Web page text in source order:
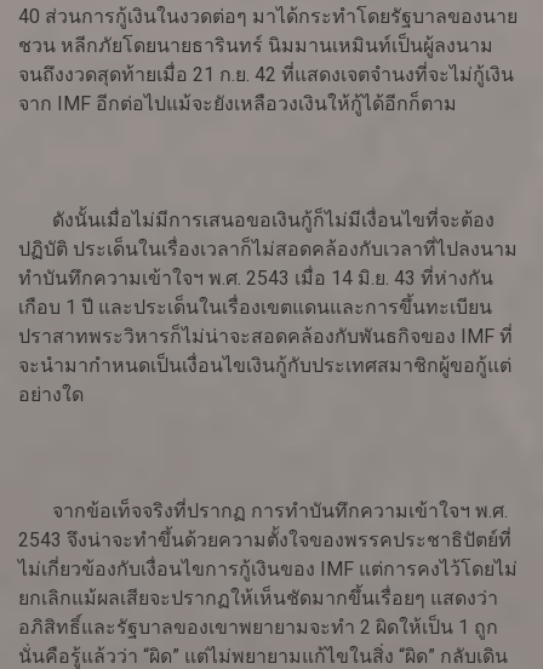
40 ส่วนการกู้เงินในงวดต่อๆ มาได้กระทำโดยรัฐบาลของนาย
ชวน หลีกภัยโดยนายธารินทร์ นิมมานเหมินท์เป็นผู้ลงนาม
จนถึงงวดสุดท้ายเมื่อ 21 ก.ย. 42 ที่แสดงเจตจำนงที่จะไม่กู้เงิน
จาก IMF อีกต่อไปแม้จะยังเหลือวงเงินให้กู้ได้อีกก็ตาม
ดังนั้นเมื่อไม่มีการเสนอขอเงินกู้ก็ไม่มีเงื่อนไขที่จะต้อง
ปฏิบัติ ประเด็นในเรื่องเวลาก็ไม่สอดคล้องกับเวลาที่ไปลงนาม
ทำบันทึกความเข้าใจฯ พ.ศ. 2543 เมื่อ 14 มิ.ย. 43 ที่ห่างกัน
เกือบ 1 ปี และประเด็นในเรื่องเขตแดนและการขึ้นทะเบียน
ปราสาทพระวิหารก็ไม่น่าจะสอดคล้องกับพันธกิจของ IMF ที่
จะนำมากำหนดเป็นเงื่อนไขเงินกู้กับประเทศสมาชิกผู้ขอกู้แต่
อย่างใด
จากข้อเท็จจริงที่ปรากฏ การทำบันทึกความเข้าใจฯ พ.ศ.
2543 จึงน่าจะทำขึ้นด้วยความตั้งใจของพรรคประชาธิปัตย์ที่
ไม่เกี่ยวข้องกับเงื่อนไขการกู้เงินของ IMF แต่การคงไว้โดยไม่
ยกเลิกแม้ผลเสียจะปรากฏให้เห็นชัดมากขึ้นเรื่อยๆ แสดงว่า
อภิสิทธิ์และรัฐบาลของเขาพยายามจะทำ 2 ผิดให้เป็น 1 ถูก
นั่นคือรู้แล้วว่า “ผิด” แต่ไม่พยายามแก้ไขในสิ่ง “ผิด” กลับเดิน